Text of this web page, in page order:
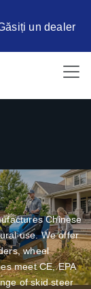
un dealer
Chinese
use. We offer
wheel
meet CE, EPA
of skid steer